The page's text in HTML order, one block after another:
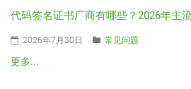
代码签名证书厂商有哪些？2026年主
2026年7月30日 常见问题
更多...